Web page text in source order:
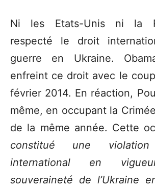
Ni les Etats-Unis ni la
respecté le droit
guerre en Ukraine.
enfreint ce droit avec le
février 2014. En réaction,
même, en occupant la
de la même année. Cette
constitué une
international en
souveraineté de l’Ukraine